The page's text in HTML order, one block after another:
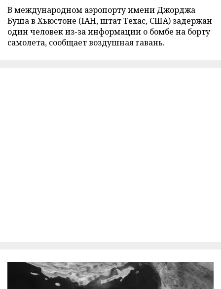
В международном аэропорту имени Джорджа
Буша в Хьюстоне (IAH, штат Техас, США) задержан
один человек из-за информации о бомбе на борту
самолета, сообщает воздушная гавань.